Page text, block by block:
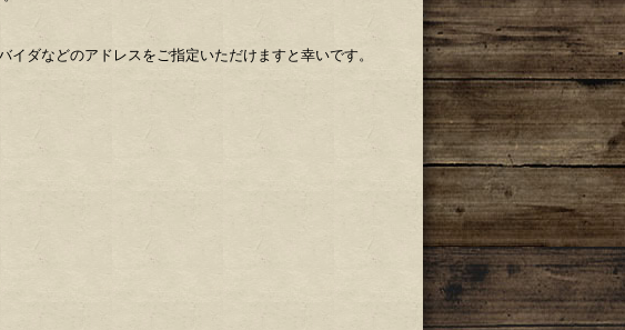
ダなどのアドレスをご指定いただけますと幸いです。